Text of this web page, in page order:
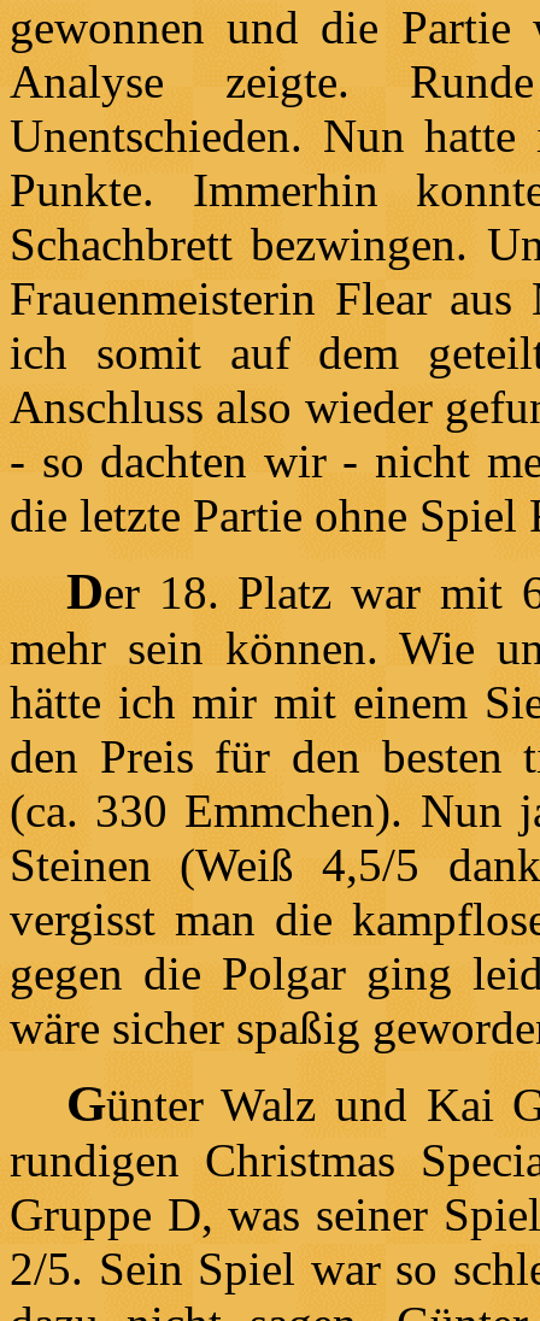
gewonnen und die
Analyse zeigte.
Unentschieden. Nun
Punkte. Immerhin
Schachbrett bezwingen.
Frauenmeisterin Flear
ich somit auf dem
Anschluss also wieder
- so dachten wir - nicht
die letzte Partie ohne Spiel
Der 18. Platz war mit
mehr sein können. Wie
hätte ich mir mit einem
den Preis für den besten
(ca. 330 Emmchen). Nun
Steinen (Weiß 4,5/5
vergisst man die
gegen die Polgar ging
wäre sicher spaßig
Günter Walz und Kai
rundigen Christmas
Gruppe D, was seiner
2/5. Sein Spiel war so